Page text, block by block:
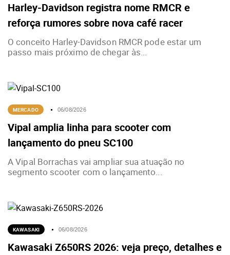
Harley-Davidson registra nome RMCR e
reforça rumores sobre nova café racer
O conceito Harley-Davidson RMCR pode estar um
passo mais próximo de chegar às...
MERCADO 06/08/2026
Vipal amplia linha para scooter com
lançamento do pneu SC100
A Vipal Borrachas vai ampliar sua atuação no
segmento scooter com o lançamento...
KAWASAKI 06/08/2026
Kawasaki Z650RS 2026: veja preço, detalhes e